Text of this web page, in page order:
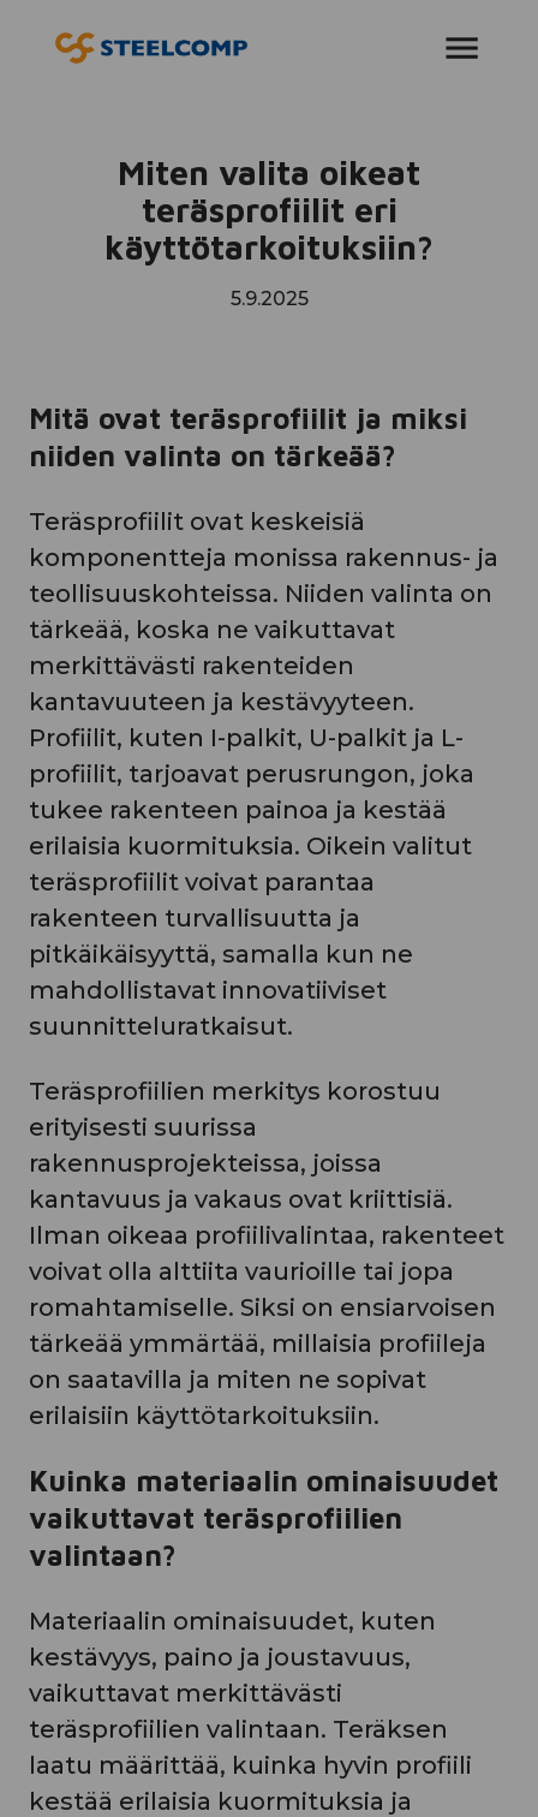
Miten valita oikeat
teräsprofiilit eri
käyttötarkoituksiin?
5.9.2025
Mitä ovat teräsprofiilit ja miksi
niiden valinta on tärkeää?
Teräsprofiilit ovat keskeisiä
komponentteja monissa rakennus- ja
teollisuuskohteissa. Niiden valinta on
tärkeää, koska ne vaikuttavat
merkittävästi rakenteiden
kantavuuteen ja kestävyyteen.
Profiilit, kuten I-palkit, U-palkit ja L-
profiilit, tarjoavat perusrungon, joka
tukee rakenteen painoa ja kestää
erilaisia kuormituksia. Oikein valitut
teräsprofiilit voivat parantaa
rakenteen turvallisuutta ja
pitkäikäisyyttä, samalla kun ne
mahdollistavat innovatiiviset
suunnitteluratkaisut.
Teräsprofiilien merkitys korostuu
erityisesti suurissa
rakennusprojekteissa, joissa
kantavuus ja vakaus ovat kriittisiä.
Ilman oikeaa profiilivalintaa, rakenteet
voivat olla alttiita vaurioille tai jopa
romahtamiselle. Siksi on ensiarvoisen
tärkeää ymmärtää, millaisia profiileja
on saatavilla ja miten ne sopivat
erilaisiin käyttötarkoituksiin.
Kuinka materiaalin ominaisuudet
vaikuttavat teräsprofiilien
valintaan?
Materiaalin ominaisuudet, kuten
kestävyys, paino ja joustavuus,
vaikuttavat merkittävästi
teräsprofiilien valintaan. Teräksen
laatu määrittää, kuinka hyvin profiili
kestää erilaisia kuormituksia ja